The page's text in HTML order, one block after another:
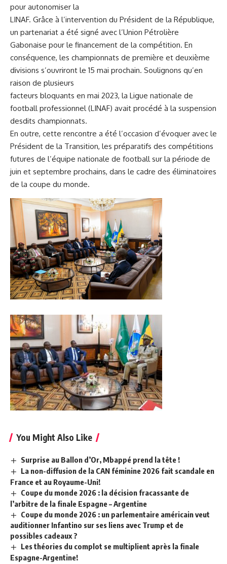
pour autonomiser la
LINAF. Grâce à l’intervention du Président de la République,
un partenariat a été signé avec l’Union Pétrolière
Gabonaise pour le financement de la compétition. En
conséquence, les championnats de première et deuxième
divisions s’ouvriront le 15 mai prochain. Soulignons qu’en
raison de plusieurs
facteurs bloquants en mai 2023, la Ligue nationale de
football professionnel (LINAF) avait procédé à la suspension
desdits championnats.
En outre, cette rencontre a été l’occasion d’évoquer avec le
Président de la Transition, les préparatifs des compétitions
futures de l’équipe nationale de football sur la période de
juin et septembre prochains, dans le cadre des éliminatoires
de la coupe du monde.
You Might Also Like
Surprise au Ballon d’Or, Mbappé prend la tête !
La non-diffusion de la CAN féminine 2026 fait scandale en
France et au Royaume-Uni!
Coupe du monde 2026 : la décision fracassante de
l’arbitre de la finale Espagne – Argentine
Coupe du monde 2026 : un parlementaire américain veut
auditionner Infantino sur ses liens avec Trump et de
possibles cadeaux ?
Les théories du complot se multiplient après la finale
Espagne-Argentine!